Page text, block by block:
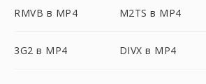
RMVB в MP4 M2TS в MP4
3G2 в MP4 DIVX в MP4